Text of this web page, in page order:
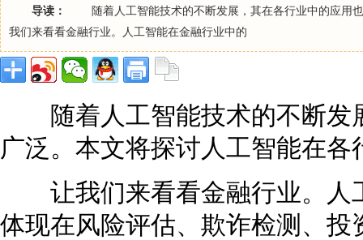
导读：
随着人工智能技术的不断发展，其在各行业中的应用
我们来看看金融行业。人工智能在金融行业中的
随着人工智能技术的不断发
广泛。本文将探讨人工智能在
让我们来看看金融行业。人
体现在风险评估、欺诈检测、